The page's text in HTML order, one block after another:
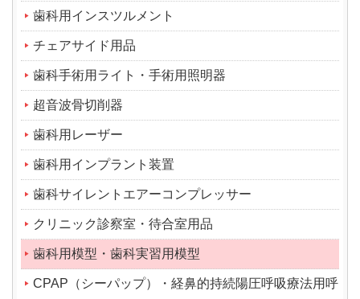
歯科用インスツルメント
チェアサイド用品
歯科手術用ライト・手術用照明器
超音波骨切削器
歯科用レーザー
歯科用インプラント装置
歯科サイレントエアーコンプレッサー
クリニック診察室・待合室用品
歯科用模型・歯科実習用模型
CPAP（シーパップ）・経鼻的持続陽圧呼吸療法用呼